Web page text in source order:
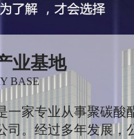
业基地
BASE
一家专业从事聚碳酸
司。经过多年发展，